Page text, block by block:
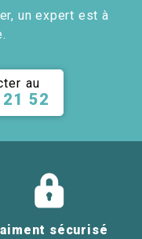
un expert est à
au
52
sécurisé